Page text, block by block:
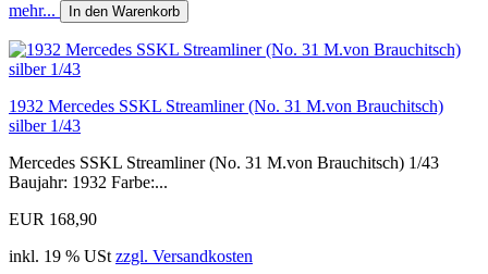
mehr... In den Warenkorb
1932 Mercedes SSKL Streamliner (No. 31 M.von Brauchitsch)
silber 1/43
Mercedes SSKL Streamliner (No. 31 M.von Brauchitsch) 1/43
Baujahr: 1932 Farbe:...
EUR 168,90
inkl. 19 % USt zzgl. Versandkosten